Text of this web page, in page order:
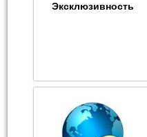
Эксклюзивность